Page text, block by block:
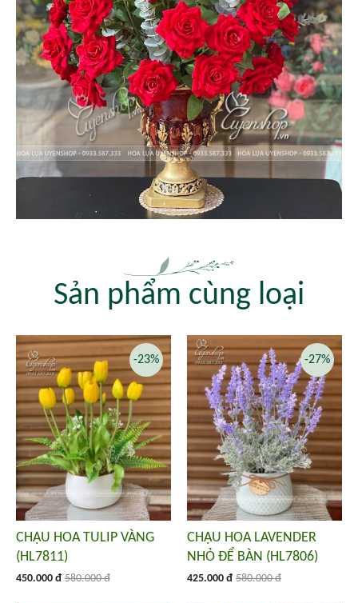
Sản phẩm cùng loại
CHẬU HOA TULIP VÀNG
(HL7811)
450.000 đ 580.000 đ
-23%
CHẬU HOA LAVENDER
NHỎ ĐỂ BÀN (HL7806)
425.000 đ 580.000 đ
-27%